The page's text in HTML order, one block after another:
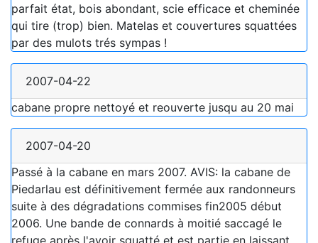
parfait état, bois abondant, scie efficace et cheminée
qui tire (trop) bien. Matelas et couvertures squattées
par des mulots trés sympas !
2007-04-22
cabane propre nettoyé et reouverte jusqu au 20 mai
2007-04-20
Passé à la cabane en mars 2007. AVIS: la cabane de
Piedarlau est définitivement fermée aux randonneurs
suite à des dégradations commises fin2005 début
2006. Une bande de connards à moitié saccagé le
refuge après l'avoir squatté et est partie en laissant